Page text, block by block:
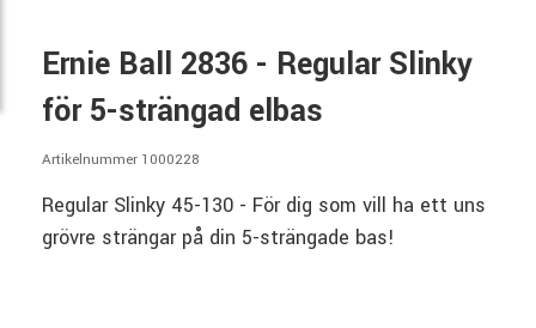
Ernie Ball 2836 - Regular Slinky
för 5-strängad elbas
Artikelnummer 1000228
Regular Slinky 45-130 - För dig som vill ha ett uns
grövre strängar på din 5-strängade bas!